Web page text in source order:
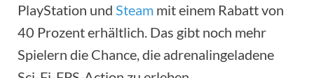
PlayStation und Steam mit einem Rabatt von
40 Prozent erhältlich. Das gibt noch mehr
Spielern die Chance, die adrenalingeladene